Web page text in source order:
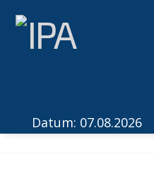
Datum: 07.08.2026